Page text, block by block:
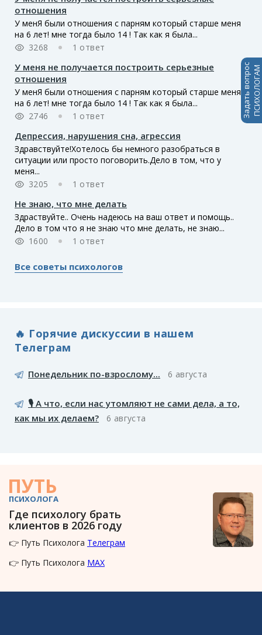
отношения
У менЯ были отношения с парням который старше меня
на 6 лет! мне тогда было 14 ! Так как я была...
3268
1 ответ
У меня не получается построить серьезные
отношения
У менЯ были отношения с парням который старше меня
на 6 лет! мне тогда было 14 ! Так как я была...
2746
1 ответ
Депрессия, нарушения сна, агрессия
Здравствуйте!Хотелось бы немного разобраться в
ситуации или просто поговорить.Дело в том, что у
меня...
3205
1 ответ
Не знаю, что мне делать
Здраствуйте.. Очень надеюсь на ваш ответ и помощь..
Дело в том что я не знаю что мне делать, не знаю...
1600
1 ответ
Все советы психологов
🔥 Горячие дискуссии в нашем
Телеграм
Понедельник по-взрослому... 6 августа
🎙️ А что, если нас утомляют не сами дела, а то,
как мы их делаем?
6 августа
ПУТЬ
ПСИХОЛОГА
Где психологу брать
клиентов в 2026 году
👉 Путь Психолога Телеграм
👉 Путь Психолога MAX
Задать вопросПСИХОЛОГАМ